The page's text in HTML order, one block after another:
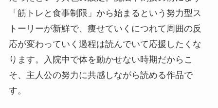
「筋トレと食事制限」から始まるという努力型ス
トーリーが新鮮で、痩せていくにつれて周囲の反
応が変わっていく過程は読んでいて応援したくな
ります。入院中で体を動かせない時期だからこ
そ、主人公の努力に共感しながら読める作品で
す。